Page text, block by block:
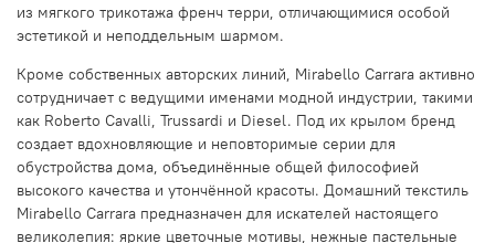
из мягкого трикотажа френч терри, отличающимися особой
эстетикой и неподдельным шармом.
Кроме собственных авторских линий, Mirabello Carrara активно
сотрудничает с ведущими именами модной индустрии, такими
как Roberto Cavalli, Trussardi и Diesel. Под их крылом бренд
создает вдохновляющие и неповторимые серии для
обустройства дома, объединённые общей философией
высокого качества и утончённой красоты. Домашний текстиль
Mirabello Carrara предназначен для искателей настоящего
великолепия: яркие цветочные мотивы, нежные пастельные